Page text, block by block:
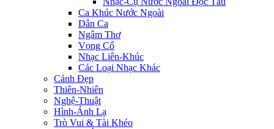
Ca Khúc Nước Ngoài
Dân Ca
Ngâm Thơ
Vọng Cổ
Nhạc Liên-Khúc
Các Loại Nhạc Khác
Cảnh Đẹp
Thiên-Nhiên
Nghệ-Thuật
Hình-Ảnh Lạ
Trò Vui & Tài Khéo